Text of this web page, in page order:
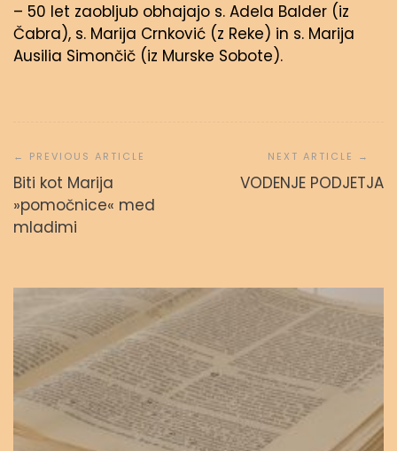
– 50 let zaobljub obhajajo s. Adela Balder (iz
Čabra), s. Marija Crnković (z Reke) in s. Marija
Ausilia Simončič (iz Murske Sobote).
prispevka
Biti kot Marija
»pomočnice« med
mladimi
VODENJE PODJETJA
Svetopisemske urice